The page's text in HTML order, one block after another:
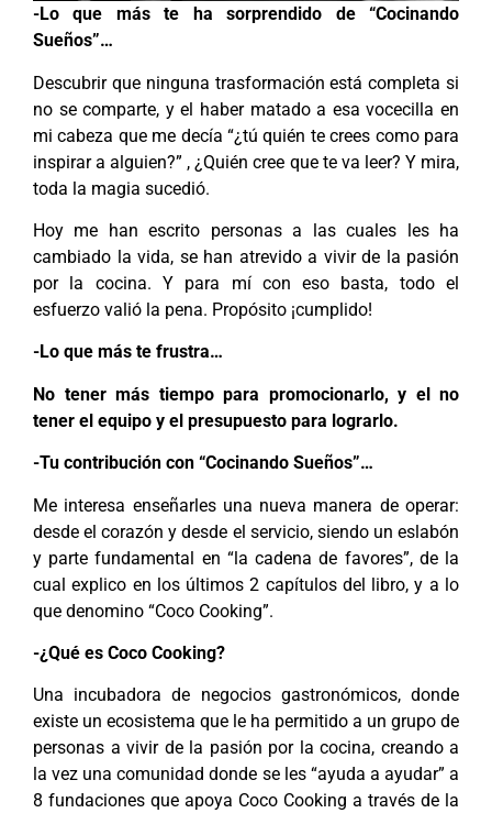
-Lo que más te ha sorprendido de “Cocinando
Sueños”…
Descubrir que ninguna trasformación está completa si
no se comparte, y el haber matado a esa vocecilla en
mi cabeza que me decía “¿tú quién te crees como para
inspirar a alguien?” , ¿Quién cree que te va leer? Y mira,
toda la magia sucedió.
Hoy me han escrito personas a las cuales les ha
cambiado la vida, se han atrevido a vivir de la pasión
por la cocina. Y para mí con eso basta, todo el
esfuerzo valió la pena. Propósito ¡cumplido!
-Lo que más te frustra…
No tener más tiempo para promocionarlo, y el no
tener el equipo y el presupuesto para lograrlo.
-Tu contribución con “Cocinando Sueños”…
Me interesa enseñarles una nueva manera de operar:
desde el corazón y desde el servicio, siendo un eslabón
y parte fundamental en “la cadena de favores”, de la
cual explico en los últimos 2 capítulos del libro, y a lo
que denomino “Coco Cooking”.
-¿Qué es Coco Cooking?
Una incubadora de negocios gastronómicos, donde
existe un ecosistema que le ha permitido a un grupo de
personas a vivir de la pasión por la cocina, creando a
la vez una comunidad donde se les “ayuda a ayudar” a
8 fundaciones que apoya Coco Cooking a través de la